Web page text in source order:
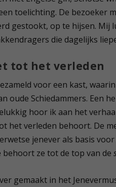
toelichting. De bezoeker
gestookt, op te hijsen.
die dagelijks
tot het verleden
voor een kast,
oude Schiedammers. Een
hoor ik aan het
het verleden behoort. De
jenever als basis
behoort ze tot de top van de
gemaakt in het